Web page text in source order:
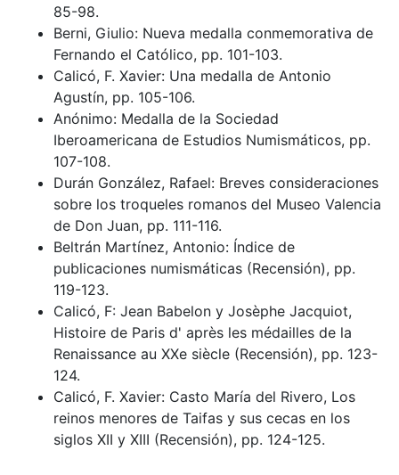
85-98.
Berni, Giulio: Nueva medalla conmemorativa de
Fernando el Católico, pp. 101-103.
Calicó, F. Xavier: Una medalla de Antonio
Agustín, pp. 105-106.
Anónimo: Medalla de la Sociedad
Iberoamericana de Estudios Numismáticos, pp.
107-108.
Durán González, Rafael: Breves consideraciones
sobre los troqueles romanos del Museo Valencia
de Don Juan, pp. 111-116.
Beltrán Martínez, Antonio: Índice de
publicaciones numismáticas (Recensión), pp.
119-123.
Calicó, F: Jean Babelon y Josèphe Jacquiot,
Histoire de Paris d' après les médailles de la
Renaissance au XXe siècle (Recensión), pp. 123-
124.
Calicó, F. Xavier: Casto María del Rivero, Los
reinos menores de Taifas y sus cecas en los
siglos XII y XIII (Recensión), pp. 124-125.